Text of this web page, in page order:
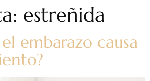
estreñida
embarazo causa